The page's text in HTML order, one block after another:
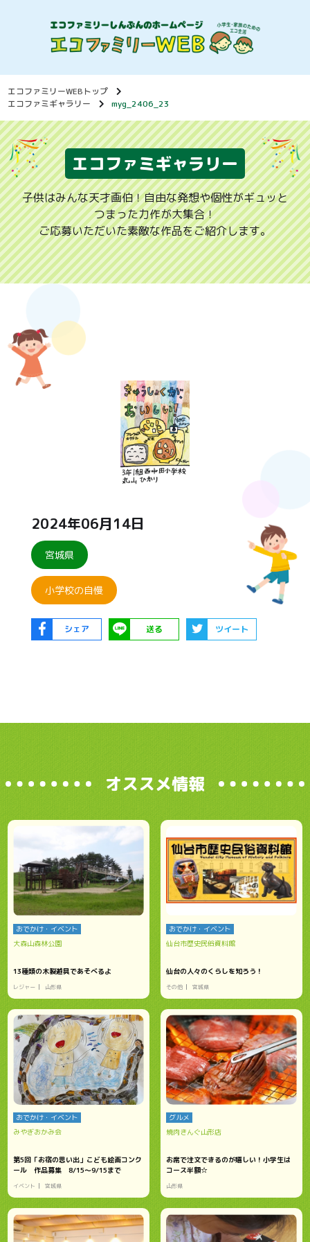
エコファミリーWEBトップ
エコファミギャラリー
myg_2406_23
エコファミギャラリー
子供はみんな天才画伯！自由な発想や個性がギュッと
つまった力作が大集合！
ご応募いただいた素敵な作品をご紹介します。
2024年06月14日
宮城県
小学校の自慢
シェア 送る ツイート
オススメ情報
おでかけ・イベント
大森山森林公園
13種類の木製遊具であそべるよ
レジャー 山形県
おでかけ・イベント
仙台市歴史民俗資料館
仙台の人々のくらしを知ろう！
その他 宮城県
おでかけ・イベント
みやぎおかみ会
第5回「お宿の思い出」こども絵画コンク
ール 作品募集 8/15～9/15まで
イベント 宮城県
グルメ
焼肉きんぐ山形店
お席で注文できるのが嬉しい！小学生は
コース半額☆
山形県